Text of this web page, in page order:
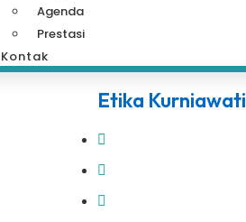
Agenda
Prestasi
Kontak
Etika Kurniawati